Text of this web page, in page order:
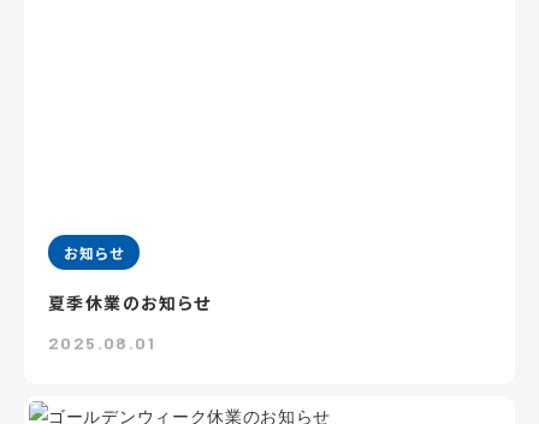
お知らせ
夏季休業のお知らせ
2025.08.01